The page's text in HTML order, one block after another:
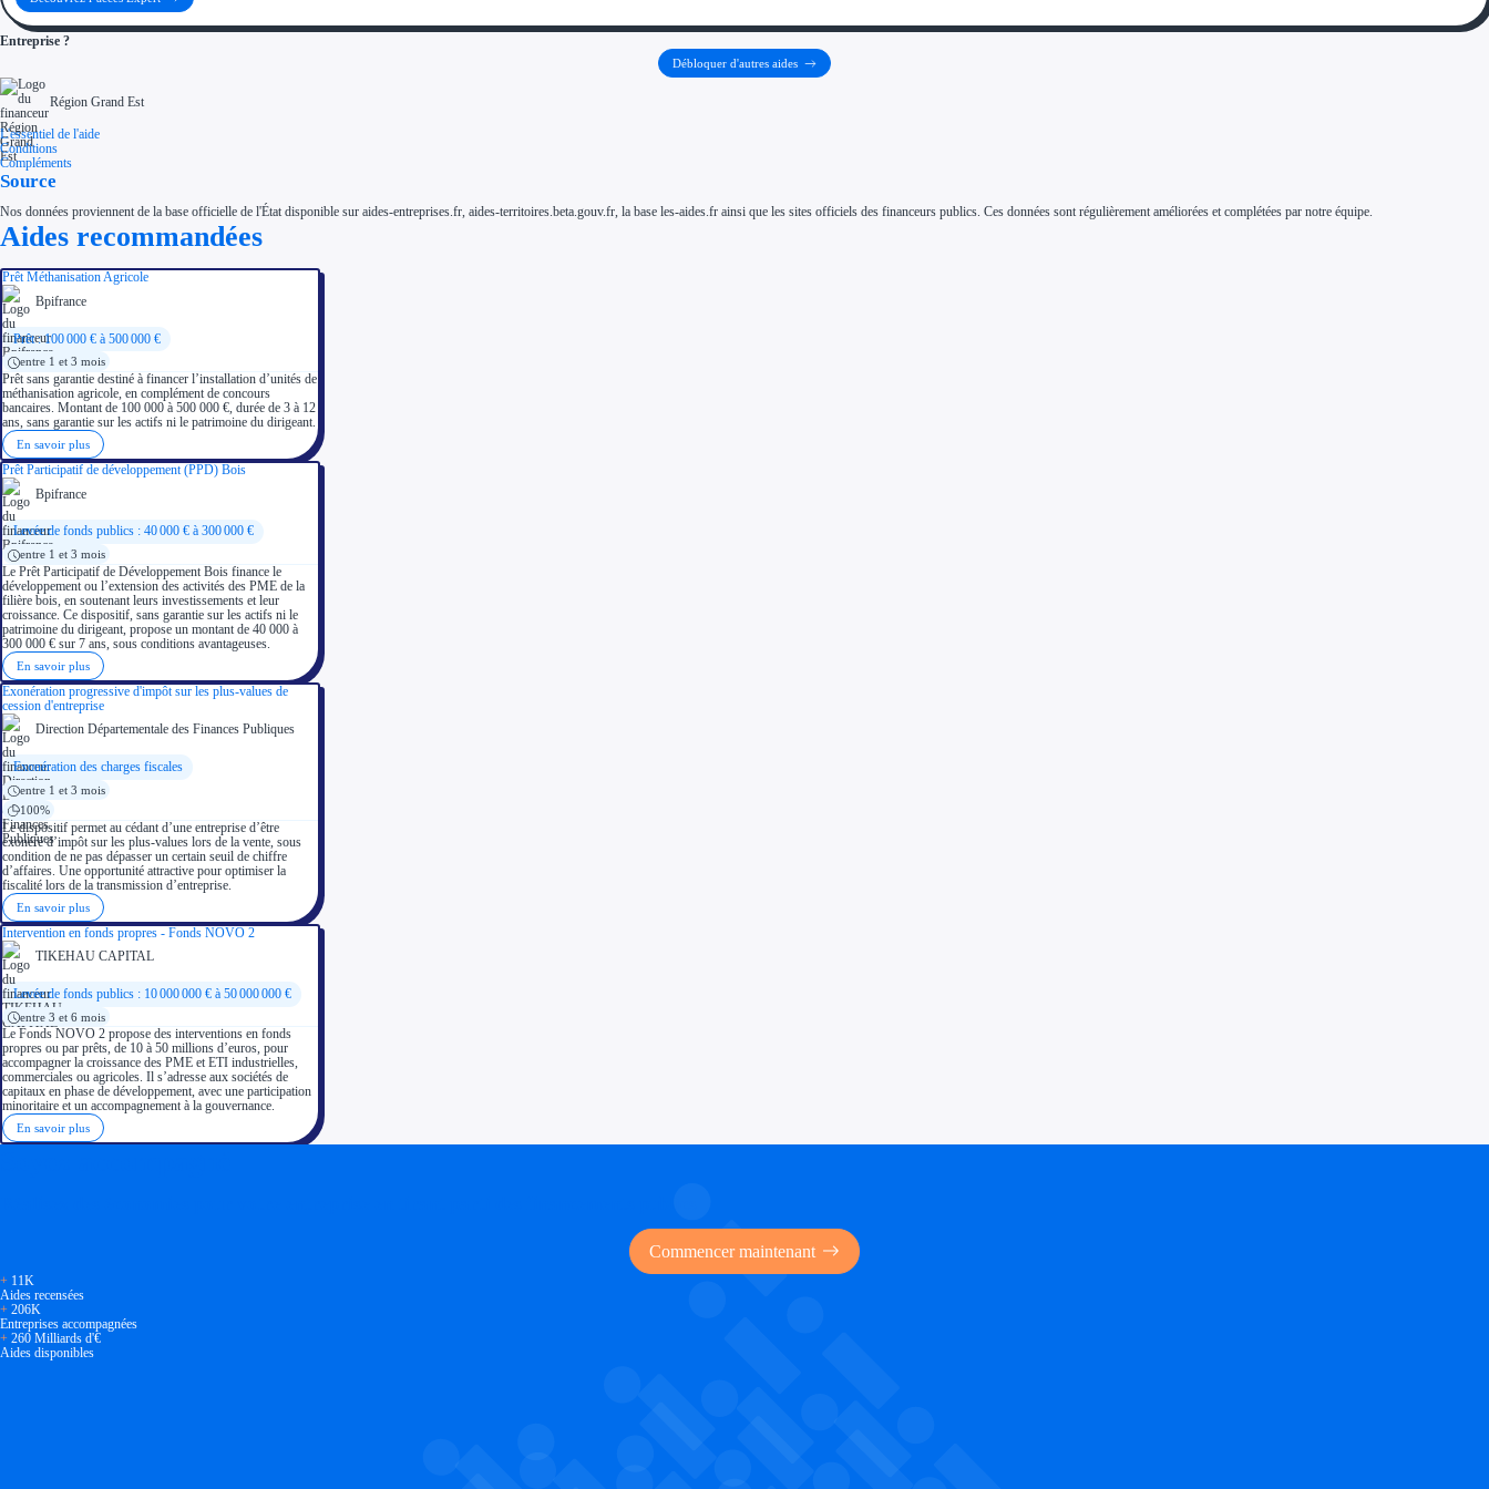
Entreprise ?
Débloquer d'autres aides
Région Grand Est
L'essentiel de l'aide
Conditions
Compléments
Source
Nos données proviennent de la base officielle de l'État disponible sur aides-entreprises.fr, aides-territoires.beta.gouv.fr, la base les-aides.fr ainsi que les sites officiels des financeurs publics. Ces données sont régulièrement améliorées et complétées par notre équipe.
Aides recommandées
Prêt Méthanisation Agricole
Bpifrance
Prêt : 100 000 € à 500 000 €
entre 1 et 3 mois
Prêt sans garantie destiné à financer l’installation d’unités de
méthanisation agricole, en complément de concours
bancaires. Montant de 100 000 à 500 000 €, durée de 3 à 12
ans, sans garantie sur les actifs ni le patrimoine du dirigeant.
En savoir plus
Prêt Participatif de développement (PPD) Bois
Bpifrance
Levée de fonds publics : 40 000 € à 300 000 €
entre 1 et 3 mois
Le Prêt Participatif de Développement Bois finance le
développement ou l’extension des activités des PME de la
filière bois, en soutenant leurs investissements et leur
croissance. Ce dispositif, sans garantie sur les actifs ni le
patrimoine du dirigeant, propose un montant de 40 000 à
300 000 € sur 7 ans, sous conditions avantageuses.
En savoir plus
Exonération progressive d'impôt sur les plus-values de
cession d'entreprise
Direction Départementale des Finances Publiques
Exonération des charges fiscales
entre 1 et 3 mois
100%
Le dispositif permet au cédant d’une entreprise d’être
exonéré d’impôt sur les plus-values lors de la vente, sous
condition de ne pas dépasser un certain seuil de chiffre
d’affaires. Une opportunité attractive pour optimiser la
fiscalité lors de la transmission d’entreprise.
En savoir plus
Intervention en fonds propres - Fonds NOVO 2
TIKEHAU CAPITAL
Levée de fonds publics : 10 000 000 € à 50 000 000 €
entre 3 et 6 mois
Le Fonds NOVO 2 propose des interventions en fonds
propres ou par prêts, de 10 à 50 millions d’euros, pour
accompagner la croissance des PME et ETI industrielles,
commerciales ou agricoles. Il s’adresse aux sociétés de
capitaux en phase de développement, avec une participation
minoritaire et un accompagnement à la gouvernance.
En savoir plus
Commencer maintenant
+ 11K
Aides recensées
+ 206K
Entreprises accompagnées
+ 260 Milliards d'€
Aides disponibles